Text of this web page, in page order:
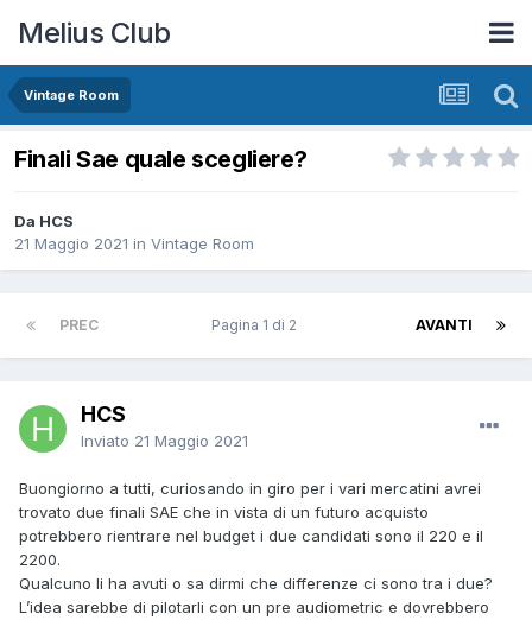
Melius Club
Vintage Room
Finali Sae quale scegliere?
Da HCS
21 Maggio 2021 in Vintage Room
PREC AVANTI
Pagina 1 di 2
HCS
Inviato 21 Maggio 2021
Buongiorno a tutti, curiosando in giro per i vari mercatini avrei
trovato due finali SAE che in vista di un futuro acquisto
potrebbero rientrare nel budget i due candidati sono il 220 e il
2200.
Qualcuno li ha avuti o sa dirmi che differenze ci sono tra i due?
L’idea sarebbe di pilotarli con un pre audiometric e dovrebbero